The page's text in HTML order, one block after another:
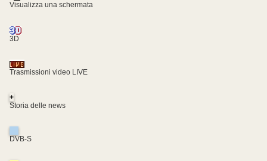
Visualizza una schermata
3D
Trasmissioni video LIVE
+
Storia delle news
DVB-S